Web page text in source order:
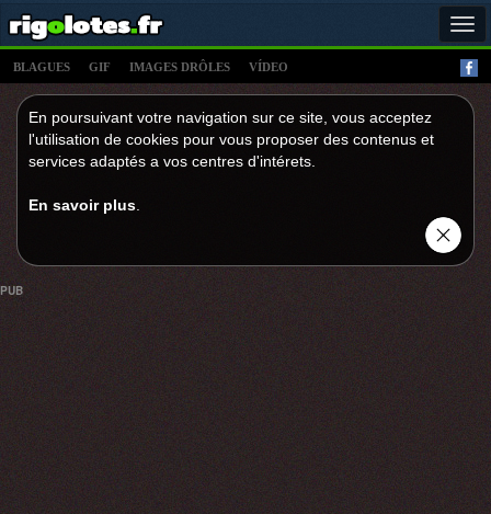
BLAGUES GIF IMAGES DRÔLES VÍDEO
En poursuivant votre navigation sur ce site, vous acceptez
l'utilisation de cookies pour vous proposer des contenus et
services adaptés a vos centres d'intérets.
En savoir plus
PUB